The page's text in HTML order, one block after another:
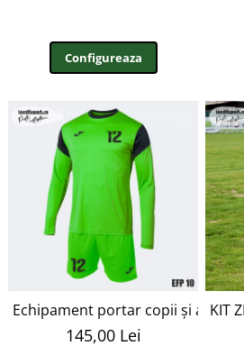
Configureaza
Echipament portar copii și adulți
145,00 Lei
KIT